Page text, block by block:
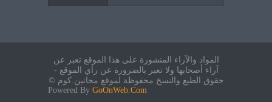
المواد والآراء المنشورة على هذا الموقع تعبر عن
آراء أصحابها ولا تعبر بالضرورة عن رأي الموقع -
حقوق الطبع والنسخ محفوظة لموقع مجانين.كوم ©
Powered By GoOnWeb.Com